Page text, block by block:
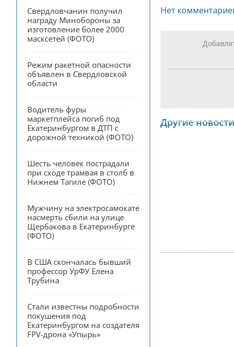
Свердловчанин получил
награду Минобороны за
изготовление более 2000
масксетей (ФОТО)
Режим ракетной опасности
объявлен в Свердловской
области
Водитель фуры
маркетплейса погиб под
Екатеринбургом в ДТП с
дорожной техникой (ФОТО)
Шесть человек пострадали
при сходе трамвая в столб в
Нижнем Тагиле (ФОТО)
Мужчину на электросамокате
насмерть сбили на улице
Щербакова в Екатеринбурге
(ФОТО)
В США скончалась бывший
профессор УрФУ Елена
Трубина
Стали известны подробности
покушения под
Екатеринбургом на создателя
FPV-дрона «Упырь»
Нет
Другие